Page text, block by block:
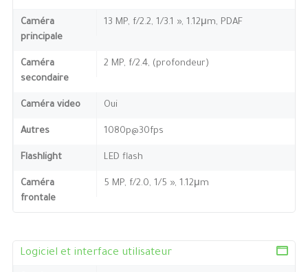
Caméra
principale
13 MP, f/2.2, 1/3.1 », 1.12μm, PDAF
Caméra
secondaire
2 MP, f/2.4, (profondeur)
Caméra video Oui
Autres 1080p@30fps
Flashlight LED flash
Caméra
frontale
5 MP, f/2.0, 1/5 », 1.12μm
Logiciel et interface utilisateur